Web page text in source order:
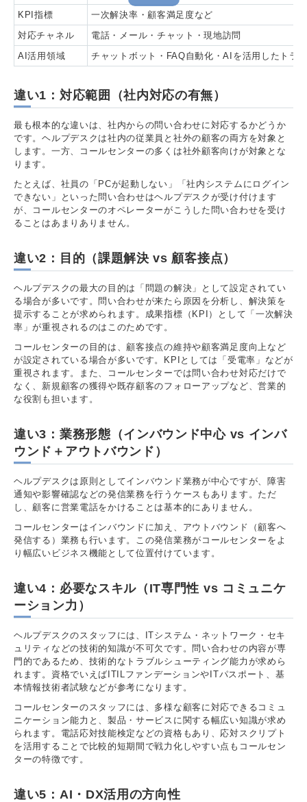
KPI指標
一次解決率・顧客満足度など
対応チャネル
電話・メール・チャット・現地訪問
AI活用領域
チャットボット・FAQ自動化・AIを活用したトラ
違い1：対応範囲（社内対応の有無）
最も根本的な違いは、社内からの問い合わせに対応するかどうか
です。ヘルプデスクは社内の従業員と社外の顧客の両方を対象と
します。一方、コールセンターの多くは社外顧客向けが対象とな
ります。
たとえば、社員の「PCが起動しない」「社内システムにログイン
できない」といった問い合わせはヘルプデスクが受け付けます
が、コールセンターのオペレーターがこうした問い合わせを受け
ることはあまりありません。
違い2：目的（課題解決 vs 顧客接点）
ヘルプデスクの最大の目的は「問題の解決」として設定されてい
る場合が多いです。問い合わせが来たら原因を分析し、解決策を
提示することが求められます。成果指標（KPI）として「一次解決
率」が重視されるのはこのためです。
コールセンターの目的は、顧客接点の維持や顧客満足度向上など
が設定されている場合が多いです。KPIとしては「受電率」などが
重視されます。また、コールセンターでは問い合わせ対応だけで
なく、新規顧客の獲得や既存顧客のフォローアップなど、営業的
な役割も担います。
違い3：業務形態（インバウンド中心 vs インバ
ウンド＋アウトバウンド）
ヘルプデスクは原則としてインバウンド業務が中心ですが、障害
通知や影響確認などの発信業務を行うケースもあります。ただ
し、顧客に営業電話をかけることは基本的にありません。
コールセンターはインバウンドに加え、アウトバウンド（顧客へ
発信する）業務も行います。この発信業務がコールセンターをよ
り幅広いビジネス機能として位置付けています。
違い4：必要なスキル（IT専門性 vs コミュニケ
ーション力）
ヘルプデスクのスタッフには、ITシステム・ネットワーク・セキ
ュリティなどの技術的知識が不可欠です。問い合わせの内容が専
門的であるため、技術的なトラブルシューティング能力が求めら
れます。資格でいえばITILファンデーションやITパスポート、基
本情報技術者試験などが参考になります。
コールセンターのスタッフには、多様な顧客に対応できるコミュ
ニケーション能力と、製品・サービスに関する幅広い知識が求め
られます。電話応対技能検定などの資格もあり、応対スクリプト
を活用することで比較的短期間で戦力化しやすい点もコールセン
ターの特徴です。
違い5：AI・DX活用の方向性